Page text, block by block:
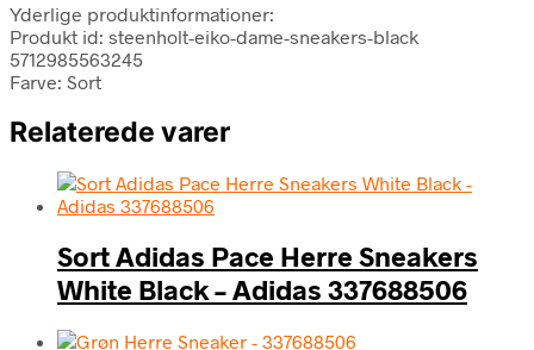
Yderlige produktinformationer:
Produkt id: steenholt-eiko-dame-sneakers-black
5712985563245
Farve: Sort
Relaterede varer
Sort Adidas Pace Herre Sneakers
White Black – Adidas 337688506